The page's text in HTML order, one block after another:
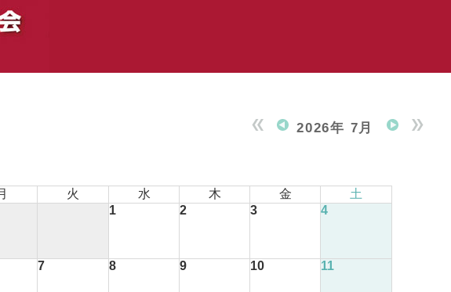
2026年 7月
火 水 木 金
土
1
2 3 4
7 8 9 10 11